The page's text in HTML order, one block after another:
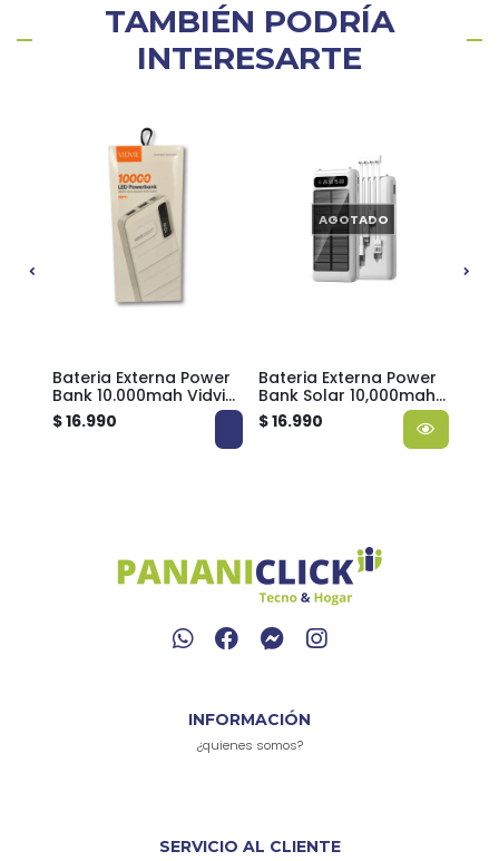
TAMBIÉN PODRÍA
INTERESARTE
Bateria Externa Power
Bank 10.000mah Vidvie
PB771
$ 16.990
AGOTADO
Bateria Externa Power
Bank Solar 10,000mah
Tecnolab TL570
$ 16.990
INFORMACIÓN
¿quienes somos?
SERVICIO AL CLIENTE